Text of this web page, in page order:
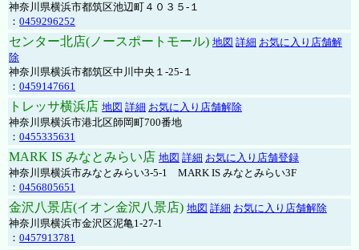
神奈川県横浜市都筑区池辺町４０３５-１
： 0459296252
センター北店(ノースポートモール) 地図 詳細 お気に入り店舗解
除
神奈川県横浜市都筑区中川中央１-25-１
： 0459147661
トレッサ横浜店 地図 詳細 お気に入り店舗解除
神奈川県横浜市港北区師岡町700番地
： 0455335631
MARK IS みなとみらい店 地図 詳細 お気に入り店舗登録
神奈川県横浜市みなとみらい3-5-1 MARK IS みなとみらい3F
： 0456805651
金沢八景店(イオン金沢八景店) 地図 詳細 お気に入り店舗解除
神奈川県横浜市金沢区泥亀1-27-1
： 0457913781